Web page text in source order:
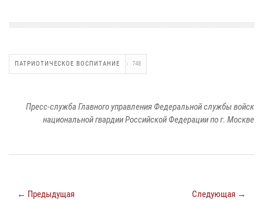
ПАТРИОТИЧЕСКОЕ ВОСПИТАНИЕ 748
Пресс-служба Главного управления Федеральной службы войск
национальной гвардии Российской Федерации по г. Москве
← Предыдущая Следующая →